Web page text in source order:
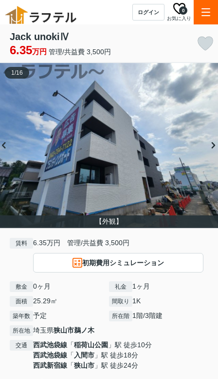
ログイン
お気に入り
0
Jack unokiⅣ
6.35万円 管理/共益費 3,500円
【外観】
1/16
賃料 6.35万円 管理/共益費 3,500円
初期費用シミュレーション
敷金 0ヶ月 礼金 1ヶ月
面積 25.29㎡ 間取り 1K
築年数 予定 所在階 1階/3階建
所在地 埼玉県狭山市鵜ノ木
交通 西武池袋線 「稲荷山公園 」駅 徒歩10分
西武池袋線 「入間市 」駅 徒歩18分
西武新宿線 「狭山市 」駅 徒歩24分